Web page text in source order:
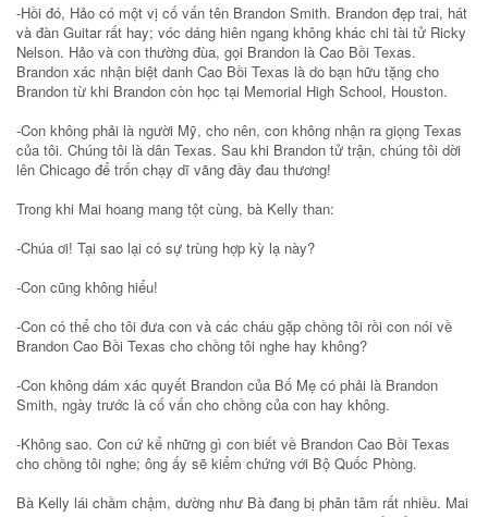
-Hồi đó, Hảo có một vị cố vấn tên Brandon Smith. Brandon đẹp trai, hát
và đàn Guitar rất hay; vóc dáng hiên ngang không khác chi tài tử Ricky
Nelson. Hảo và con thường đùa, gọi Brandon là Cao Bồi Texas.
Brandon xác nhận biệt danh Cao Bồi Texas là do bạn hữu tặng cho
Brandon từ khi Brandon còn học tại Memorial High School, Houston.
-Con không phải là người Mỹ, cho nên, con không nhận ra giọng Texas
của tôi. Chúng tôi là dân Texas. Sau khi Brandon tử trận, chúng tôi dời
lên Chicago để trốn chạy dĩ vãng đầy đau thương!
Trong khi Mai hoang mang tột cùng, bà Kelly than:
-Chúa ơi! Tại sao lại có sự trùng hợp kỳ lạ này?
-Con cũng không hiểu!
-Con có thể cho tôi đưa con và các cháu gặp chồng tôi rồi con nói về
Brandon Cao Bồi Texas cho chồng tôi nghe hay không?
-Con không dám xác quyết Brandon của Bố Mẹ có phải là Brandon
Smith, ngày trước là cố vấn cho chồng của con hay không.
-Không sao. Con cứ kể những gì con biết về Brandon Cao Bồi Texas
cho chồng tôi nghe; ông ấy sẽ kiểm chứng với Bộ Quốc Phòng.
Bà Kelly lái chầm chậm, dường như Bà đang bị phân tâm rất nhiều. Mai